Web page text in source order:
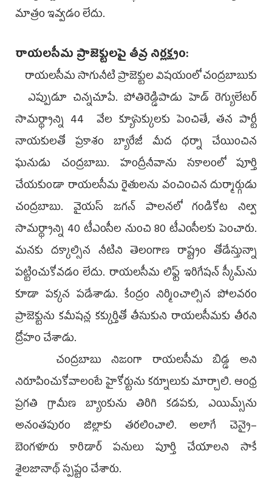
మాత్రం ఇవ్వడం లేదు.
రాయలసీమ ప్రాజెక్టులపై తీవ్ర నిర్లక్ష్యం:
రాయలసీమ సాగునీటి ప్రాజెక్టుల విషయంలో చంద్రబాబుకు
ఎప్పుడూ చిన్నచూపే. పోతిరెడ్డిపాడు హెడ్‌ రెగ్యులేటర్‌
సామర్థ్యాన్ని 44 వేల క్యూసెక్కులకు పెంచితే, తన పార్టీ
నాయకులతో ప్రకాశం బ్యారేజీ మీద ధర్నా చేయించిన
ఘనుడు చంద్రబాబు. హంద్రీనీవాను సకాలంలో పూర్తి
చేయకుండా రాయలసీమ రైతులను వంచించిన దుర్మార్గుడు
చంద్రబాబు. వైయస్‌ జగన్‌ పాలనలో గండికోట నిల్వ
సామర్థ్యాన్ని 40 టీఎంసీల నుంచి 80 టీఎంసీలకు పెంచారు.
మనకు దక్కాల్సిన నీటిని తెలంగాణ రాష్ట్రం తోడేస్తున్నా
పట్టించుకోవడం లేదు. రాయలసీమ లిఫ్ట్‌ ఇరిగేషన్‌ స్కీమ్‌ను
కూడా పక్కన పడేశాడు. కేంద్రం నిర్మించాల్సిన పోలవరం
ప్రాజెక్టును కమీషన్ల కక్కుర్తితో తీసుకుని రాయలసీమకు తీరని
ద్రోహం చేశాడు.
చంద్రబాబు నిజంగా రాయలసీమ బిడ్డ అని
నిరూపించుకోవాలంటే హైకోర్టును కర్నూలుకు మార్చాలి. ఆంధ్ర
ప్రగతి గ్రామీణ బ్యాంకును తిరిగి కడపకు, ఎయిమ్స్‌ను
అనంతపురం జిల్లాకు తరలించాలి. అలాగే చెన్నై–
బెంగళూరు కారిడార్‌ పనులు పూర్తి చేయాలని సాకే
శైలజానాథ్‌ స్పష్టం చేశారు.